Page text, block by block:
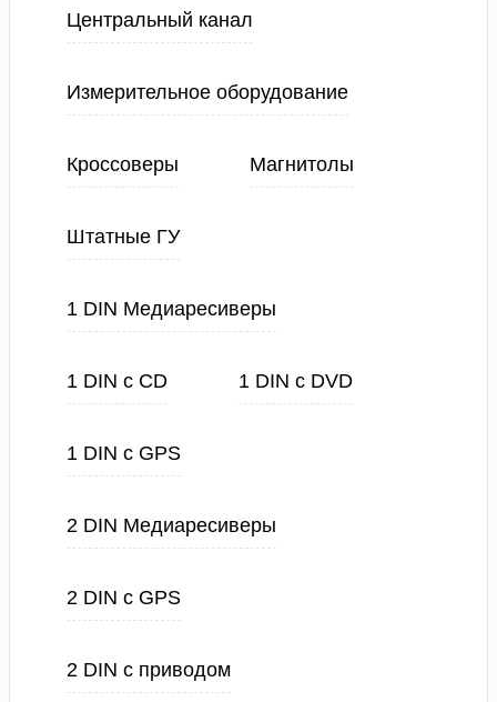
Центральный канал
Измерительное оборудование
Кроссоверы Магнитолы
Штатные ГУ
1 DIN Медиаресиверы
1 DIN с CD 1 DIN с DVD
1 DIN с GPS
2 DIN Медиаресиверы
2 DIN с GPS
2 DIN с приводом